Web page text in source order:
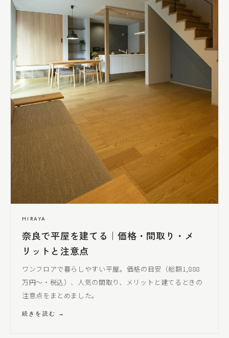
HIRAYA
奈良で平屋を建てる｜価格・間取り・メ
リットと注意点
ワンフロアで暮らしやすい平屋。価格の目安（総額1,888
万円〜・税込）、人気の間取り、メリットと建てるときの
注意点をまとめました。
続きを読む →